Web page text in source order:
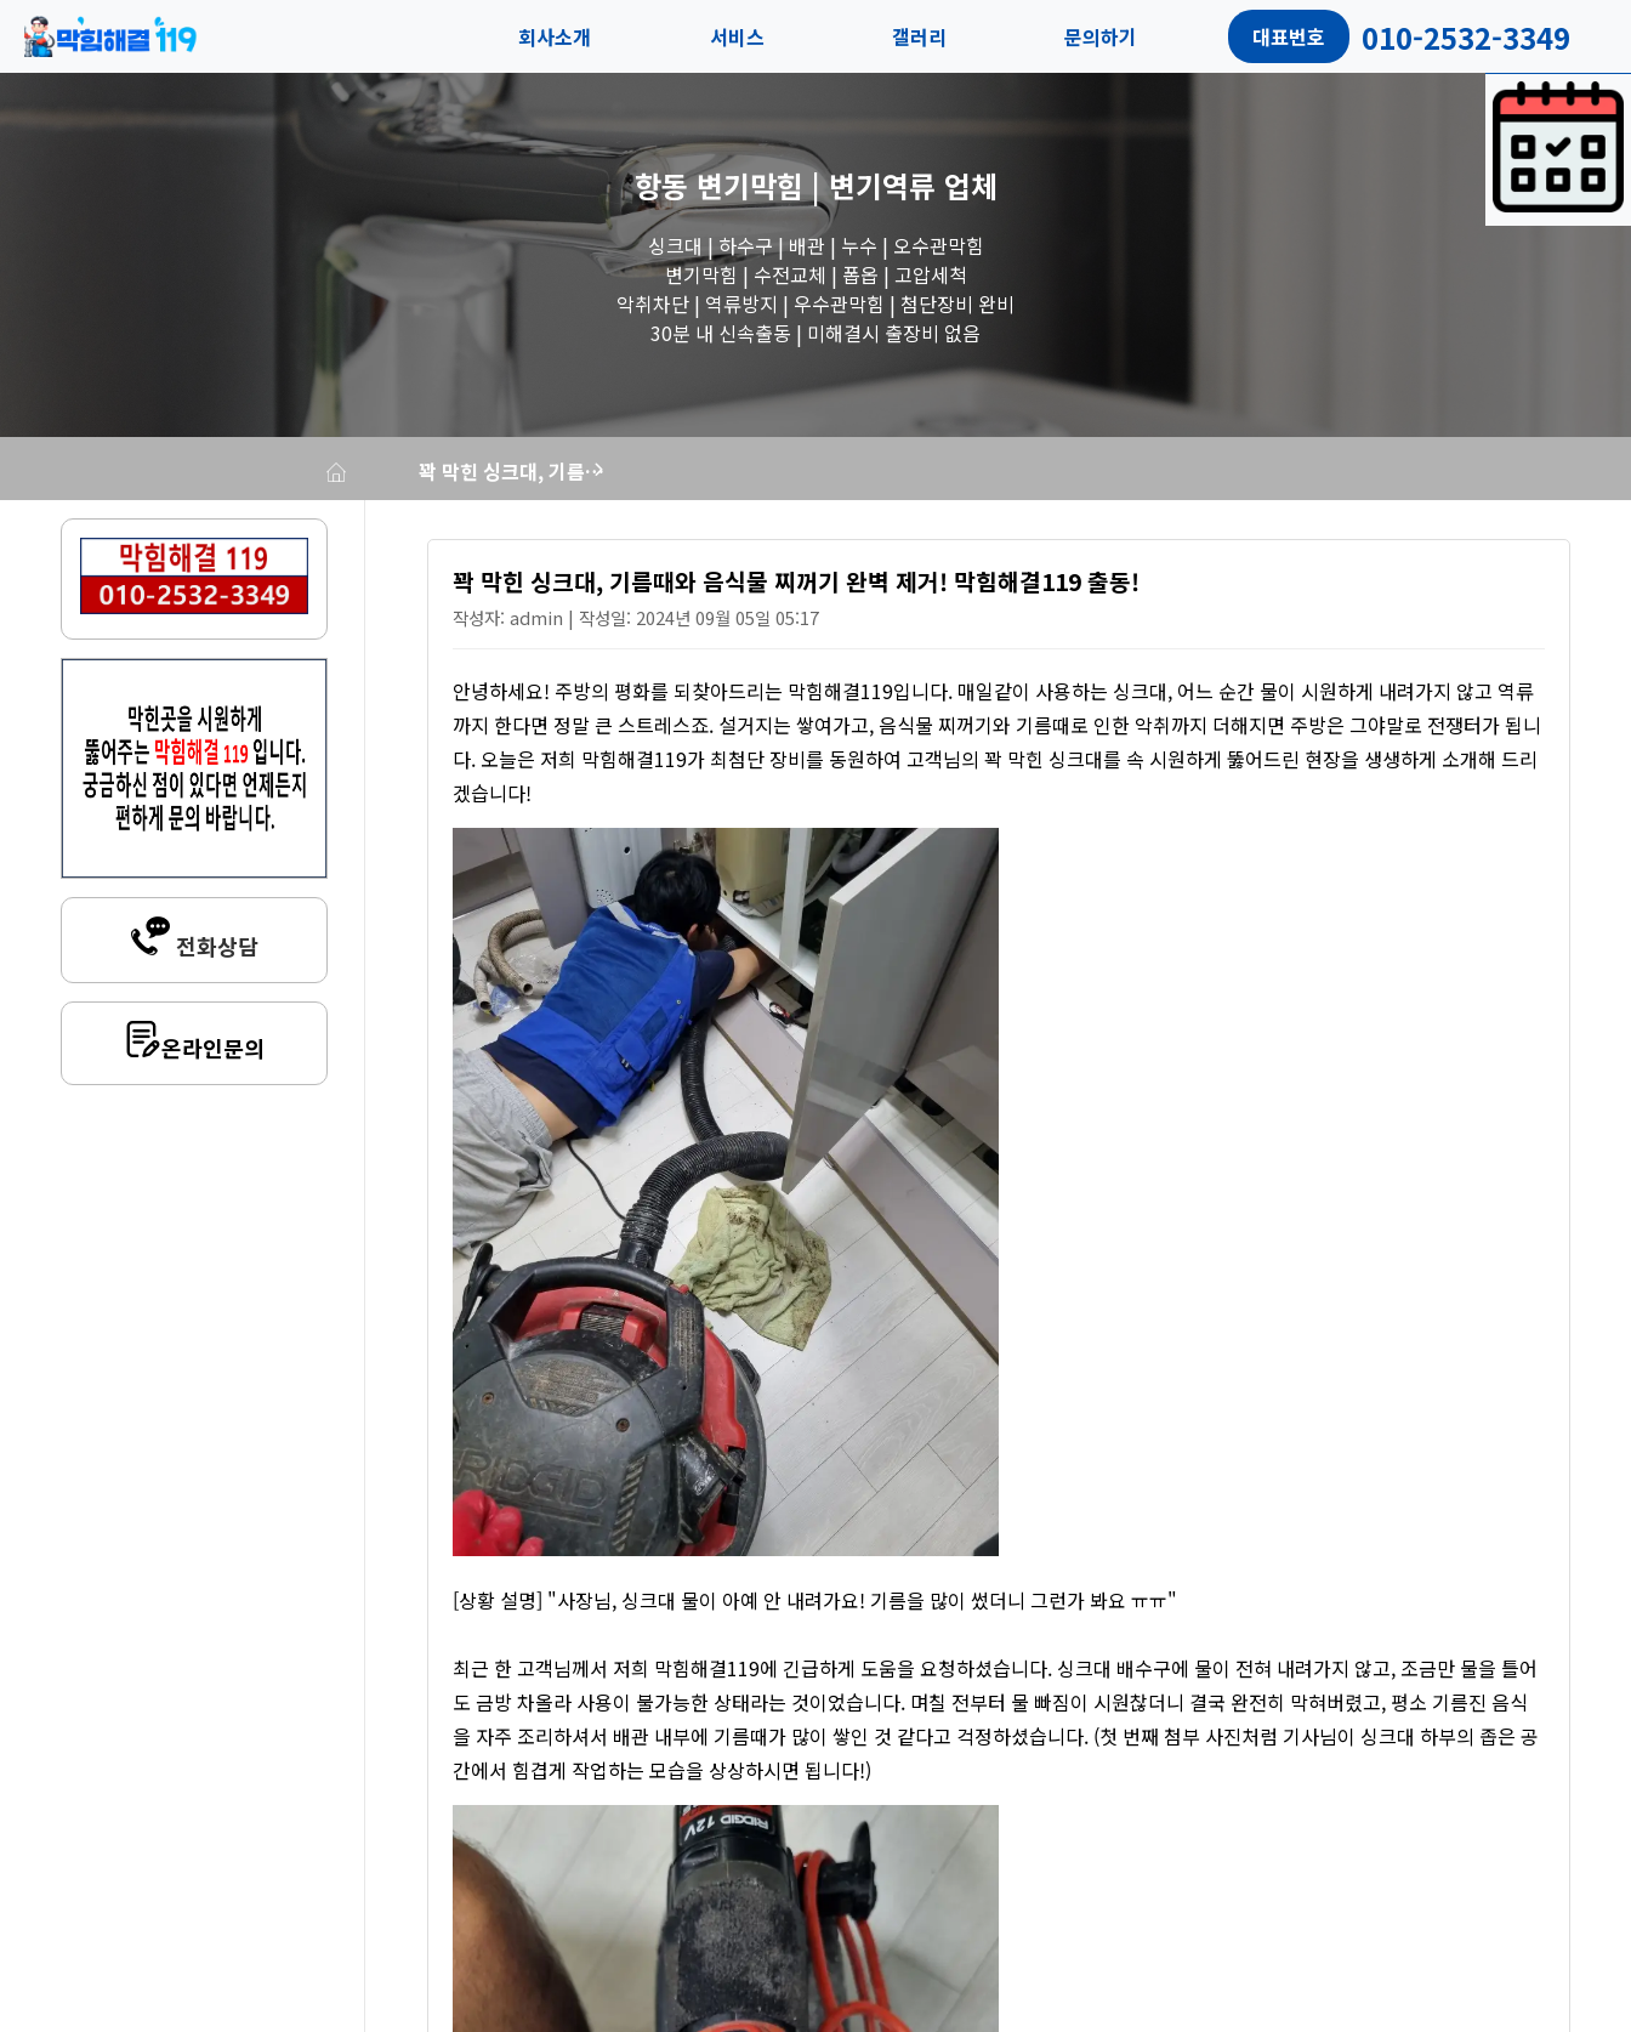
회사소개
오시는길
서비스
블로그
갤러리
수도꼭지 작업
세면대 작업
변기 작업
하수구 작업
문의하기 대표번호 010-2532-3349
항동 변기막힘 | 변기역류 업체
싱크대 | 하수구 | 배관 | 누수 | 오수관막힘
변기막힘 | 수전교체 | 폽옵 | 고압세척
악취차단 | 역류방지 | 우수관막힘 | 첨단장비 완비
30분 내 신속출동 | 미해결시 출장비 없음
꽉 막힌 싱크대, 기름때와 음식물 찌꺼기 완벽 제거! 막힘해결119 출동!
전화상담
온라인문의
꽉 막힌 싱크대, 기름때와 음식물 찌꺼기 완벽 제거! 막힘해결119 출동!
작성자: admin | 작성일: 2024년 09월 05일 05:17
안녕하세요! 주방의 평화를 되찾아드리는 막힘해결119입니다. 매일같이 사용하는 싱크대, 어느 순간 물이 시원하게 내려가지 않고 역류
까지 한다면 정말 큰 스트레스죠. 설거지는 쌓여가고, 음식물 찌꺼기와 기름때로 인한 악취까지 더해지면 주방은 그야말로 전쟁터가 됩니
다. 오늘은 저희 막힘해결119가 최첨단 장비를 동원하여 고객님의 꽉 막힌 싱크대를 속 시원하게 뚫어드린 현장을 생생하게 소개해 드리
겠습니다!
[상황 설명] "사장님, 싱크대 물이 아예 안 내려가요! 기름을 많이 썼더니 그런가 봐요 ㅠㅠ"
최근 한 고객님께서 저희 막힘해결119에 긴급하게 도움을 요청하셨습니다. 싱크대 배수구에 물이 전혀 내려가지 않고, 조금만 물을 틀어
도 금방 차올라 사용이 불가능한 상태라는 것이었습니다. 며칠 전부터 물 빠짐이 시원찮더니 결국 완전히 막혀버렸고, 평소 기름진 음식
을 자주 조리하셔서 배관 내부에 기름때가 많이 쌓인 것 같다고 걱정하셨습니다. (첫 번째 첨부 사진처럼 기사님이 싱크대 하부의 좁은 공
간에서 힘겹게 작업하는 모습을 상상하시면 됩니다!)